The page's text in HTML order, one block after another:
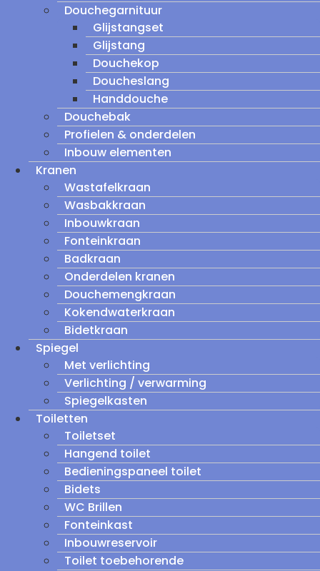
Douchegarnituur
Glijstangset
Glijstang
Douchekop
Doucheslang
Handdouche
Douchebak
Profielen & onderdelen
Inbouw elementen
Kranen
Wastafelkraan
Wasbakkraan
Inbouwkraan
Fonteinkraan
Badkraan
Onderdelen kranen
Douchemengkraan
Kokendwaterkraan
Bidetkraan
Spiegel
Met verlichting
Verlichting / verwarming
Spiegelkasten
Toiletten
Toiletset
Hangend toilet
Bedieningspaneel toilet
Bidets
WC Brillen
Fonteinkast
Inbouwreservoir
Toilet toebehorende